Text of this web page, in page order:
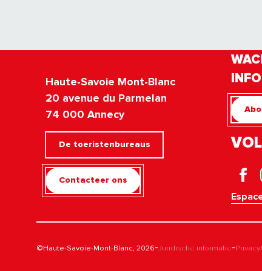
Haute-Savoie Mont-Blanc
20 avenue du Parmelan
74 000 Annecy
De toeristenbureaus
Contacteer ons
©Haute-Savoie-Mont-Blanc, 2026-Juridische informatie-